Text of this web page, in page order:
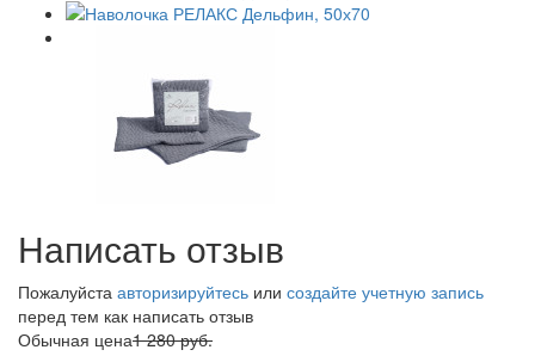
Написать отзыв
Пожалуйста авторизируйтесь или создайте учетную запись
перед тем как написать отзыв
Обычная цена1 280 руб.